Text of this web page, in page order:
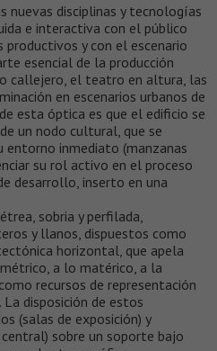
nuevas disciplinas y tecnologías
e interactiva con el público
y con el escenario
esencial de la producción
callejero, el teatro en altura, las
en escenarios urbanos de
esta óptica es que el edificio se
un nodo cultural, que se
entorno inmediato (manzanas
su rol activo en el proceso
desarrollo, inserto en una
sobria y perfilada,
y llanos, dispuestos como
horizontal, que apela
a lo matérico, a la
recursos de representación
disposición de estos
(salas de exposición) y
sobre un soporte bajo